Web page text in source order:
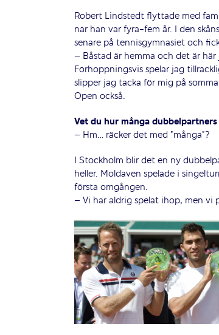
Robert Lindstedt flyttade med
när han var fyra-fem år. I den
senare på tennisgymnasiet och
– Båstad är hemma och det är
Förhoppningsvis spelar jag
slipper jag tacka för mig på
Open också.
Vet du hur många
– Hm… räcker det med ”många”?
I Stockholm blir det en ny
heller. Moldaven spelade i
första omgången.
– Vi har aldrig spelat ihop, men vi